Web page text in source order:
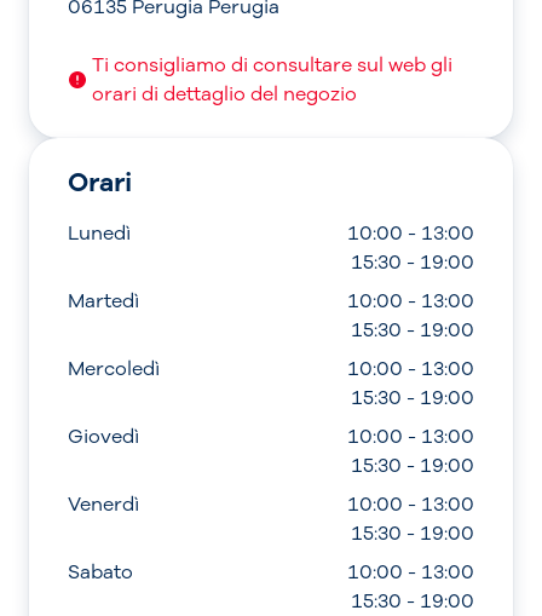
06135 Perugia Perugia
Ti consigliamo di consultare sul web gli
orari di dettaglio del negozio
Orari
Lunedì
10:00 - 13:00
15:30 - 19:00
Martedì
10:00 - 13:00
15:30 - 19:00
Mercoledì
10:00 - 13:00
15:30 - 19:00
Giovedì
10:00 - 13:00
15:30 - 19:00
Venerdì
10:00 - 13:00
15:30 - 19:00
Sabato
10:00 - 13:00
15:30 - 19:00